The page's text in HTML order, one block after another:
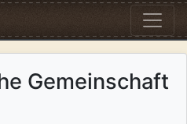
Gemeinschaft